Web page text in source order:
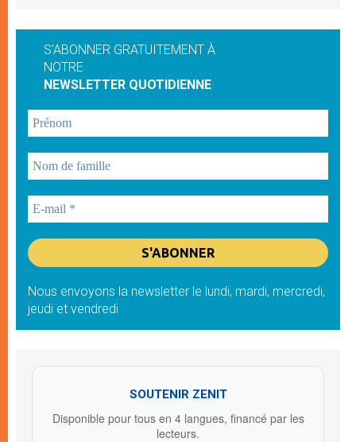
S'ABONNER GRATUITEMENT À
NOTRE
NEWSLETTER QUOTIDIENNE
Nous envoyons la newsletter le lundi, mardi, mercredi,
jeudi et vendredi
SOUTENIR ZENIT
Disponible pour tous en 4 langues, financé par les
lecteurs.